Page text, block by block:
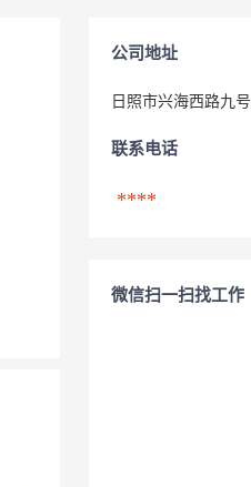
公司地址
日照市兴海西路九号
联系电话
****
微信扫一扫找工作